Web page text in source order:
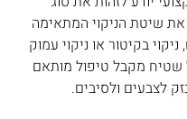
שיטת הניקוי המתאימה
ניקוי בקיטור או ניקוי עמוק
מקבל טיפול מותאם
לצבעים ולסיבים.